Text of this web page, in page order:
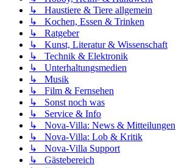
↳ Haustiere & Tiere allgemein
↳ Kochen, Essen & Trinken
↳ Ratgeber
↳ Kunst, Literatur & Wissenschaft
↳ Technik & Elektronik
↳ Unterhaltungsmedien
↳ Musik
↳ Film & Fernsehen
↳ Sonst noch was
↳ Service & Info
↳ Nova-Villa: News & Mitteilungen
↳ Nova-Villa: Lob & Kritik
↳ Nova-Villa Support
↳ Gästebereich